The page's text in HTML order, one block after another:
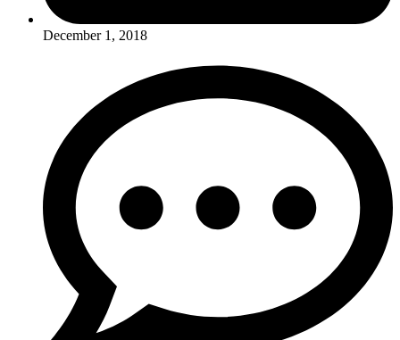
December 1, 2018